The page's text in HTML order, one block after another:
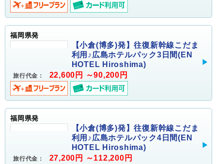
福岡県発
【小倉(博多)発】往復新幹線こだま
利用♪広島ホテルパック3日間(EN
HOTEL Hiroshima)
旅行代金： 22,600円 ～90,200円
福岡県発
【小倉(博多)発】往復新幹線こだま
利用♪広島ホテルパック4日間(EN
HOTEL Hiroshima)
旅行代金： 27,200円 ～112,200円